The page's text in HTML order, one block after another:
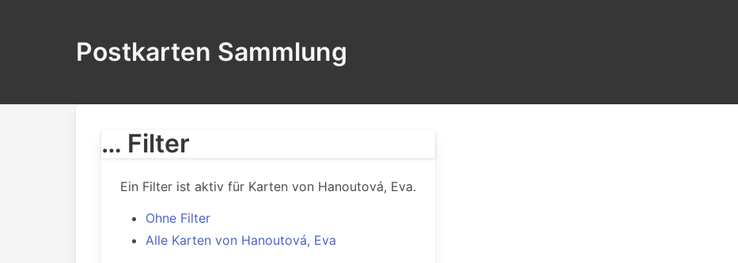
Postkarten Sammlung
… Filter
Ein Filter ist aktiv für Karten von Hanoutová, Eva.
Ohne Filter
Alle Karten von Hanoutová, Eva